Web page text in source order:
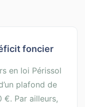
foncier
en loi Périssol
plafond de
Par ailleurs,